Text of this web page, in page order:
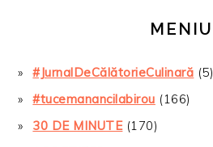
MENIU
#JurnalDeCălătorieCulinară (5)
#tucemanancilabirou (166)
30 DE MINUTE(170)